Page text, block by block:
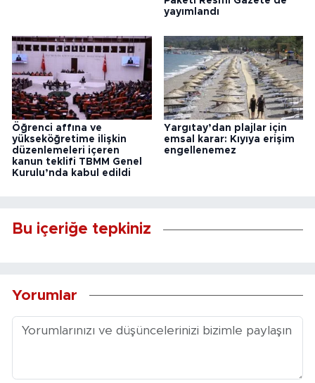
yayımlandı
Öğrenci affına ve
yükseköğretime ilişkin
düzenlemeleri içeren
kanun teklifi TBMM Genel
Kurulu’nda kabul edildi
Yargıtay’dan plajlar için
emsal karar: Kıyıya erişim
engellenemez
Bu içeriğe tepkiniz
Yorumlar